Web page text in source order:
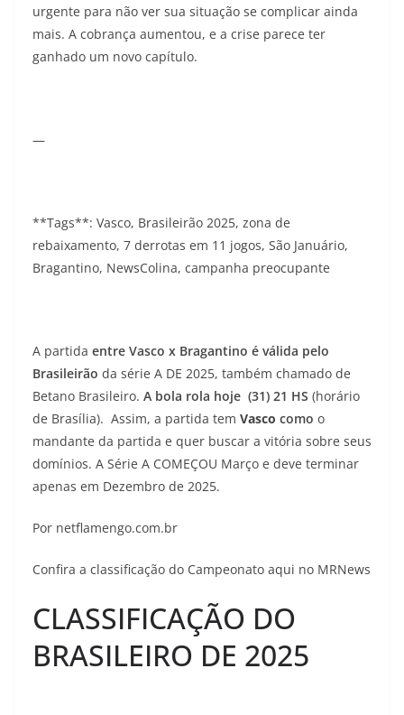
urgente para não ver sua situação se complicar ainda
mais. A cobrança aumentou, e a crise parece ter
ganhado um novo capítulo.
—
**Tags**: Vasco, Brasileirão 2025, zona de
rebaixamento, 7 derrotas em 11 jogos, São Januário,
Bragantino, NewsColina, campanha preocupante
A partida entre Vasco x Bragantino é válida pelo
Brasileirão da série A DE 2025, também chamado de
Betano Brasileiro. A bola rola hoje (31) 21 HS (horário
de Brasília). Assim, a partida tem Vasco como o
mandante da partida e quer buscar a vitória sobre seus
domínios. A Série A COMEÇOU Março e deve terminar
apenas em Dezembro de 2025.
Por netflamengo.com.br
Confira a classificação do Campeonato aqui no MRNews
CLASSIFICAÇÃO DO
BRASILEIRO DE 2025